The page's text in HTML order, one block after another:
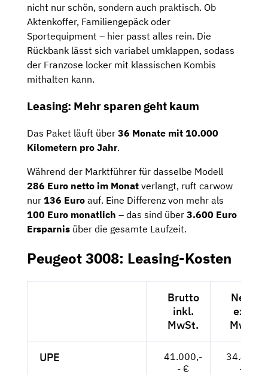
nicht nur schön, sondern auch praktisch. Ob
Aktenkoffer, Familiengepäck oder
Sportequipment – hier passt alles rein. Die
Rückbank lässt sich variabel umklappen, sodass
der Franzose locker mit klassischen Kombis
mithalten kann.
Leasing: Mehr sparen geht kaum
Das Paket läuft über 36 Monate mit 10.000
Kilometern pro Jahr.
Während der Marktführer für dasselbe Modell
286 Euro netto im Monat verlangt, ruft carwow
nur 136 Euro auf. Eine Differenz von mehr als
100 Euro monatlich – das sind über 3.600 Euro
Ersparnis über die gesamte Laufzeit.
Peugeot 3008: Leasing-Kosten
Brutto
inkl.
MwSt.
Netto
exkl.
MwSt.
UPE
41.000,-
- €
34.454,-
- €